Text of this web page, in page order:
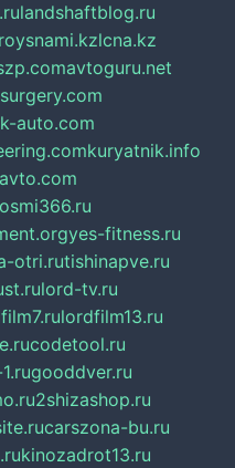
landshaftblog.ru
lcna.kz
avtoguru.net
auto.com
kuryatnik.info
smi366.ru
yes-fitness.ru
otri.rutishinapve.ru
lord-tv.ru
lordfilm13.ru
codetool.ru
gooddver.ru
2shizashop.ru
carszona-bu.ru
kinozadrot13.ru